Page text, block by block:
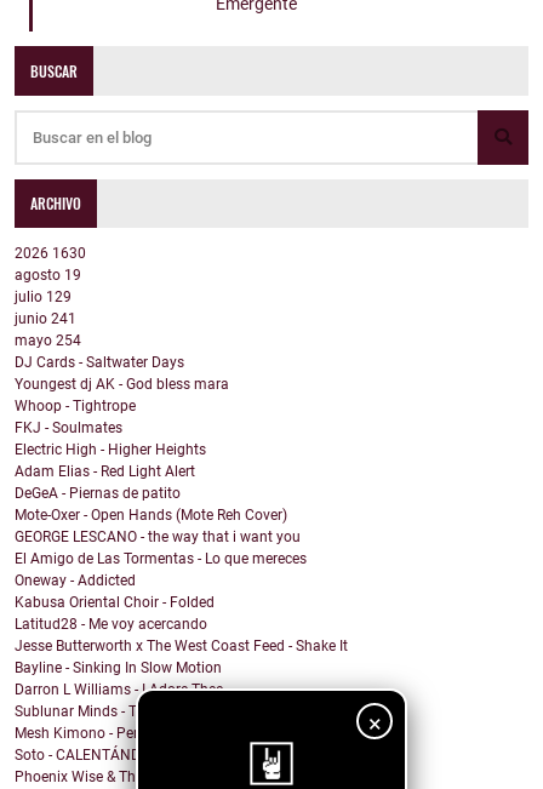
×
Emergente
BUSCAR
ARCHIVO
2026 1630
agosto 19
julio 129
junio 241
mayo 254
DJ Cards - Saltwater Days
Youngest dj AK - God bless mara
Whoop - Tightrope
FKJ - Soulmates
Electric High - Higher Heights
Adam Elias - Red Light Alert
DeGeA - Piernas de patito
Mote-Oxer - Open Hands (Mote Reh Cover)
GEORGE LESCANO - the way that i want you
El Amigo de Las Tormentas - Lo que mereces
Oneway - Addicted
Kabusa Oriental Choir - Folded
Latitud28 - Me voy acercando
Jesse Butterworth x The West Coast Feed - Shake It
Bayline - Sinking In Slow Motion
Darron L Williams - I Adore Thee
Sublunar Minds - Take Care Of What You Got
Mesh Kimono - Permanent Death
Soto - CALENTÁNDOME
Phoenix Wise & The Resistance - There's No Kings